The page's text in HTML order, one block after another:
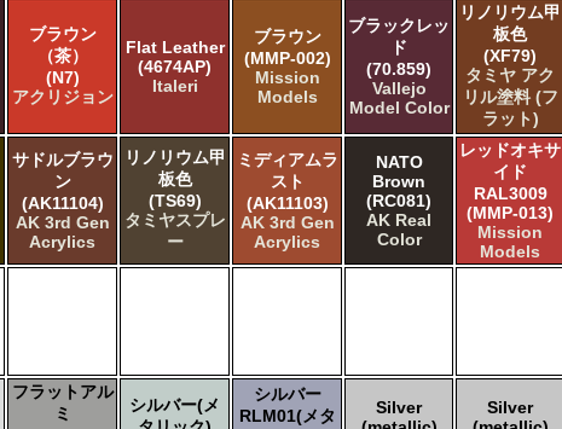
ブラウン
（茶）
(N7)
アクリジョン
Flat Leather
(4674AP)
Italeri
ブラウン
(MMP-002)
Mission
Models
ブラックレッ
ド
(70.859)
Vallejo
Model Color
リノリウム甲
板色
(XF79)
タミヤ アク
リル塗料 (フ
ラット)
サドルブラウ
ン
(AK11104)
AK 3rd Gen
Acrylics
リノリウム甲
板色
(TS69)
タミヤスプレ
ー
ミディアムラ
スト
(AK11103)
AK 3rd Gen
Acrylics
NATO
Brown
(RC081)
AK Real
Color
レッドオキサ
イド
RAL3009
(MMP-013)
Mission
Models
フラットアル
ミ
シルバー(メ
シルバー
RLM01(メタ
Silver
Silver